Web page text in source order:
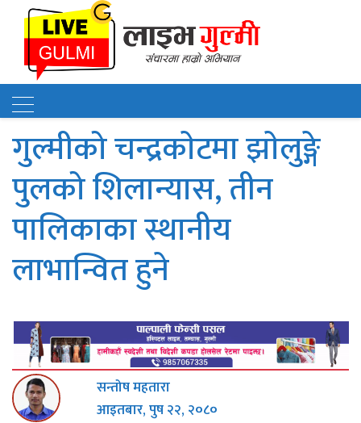
गुल्मीको चन्द्रकाेटमा झाेलुङ्गे
पुलको शिलान्यास, तीन
पालिकाका स्थानीय
लाभान्वित हुने
सन्तोष महतारा
आइतबार, पुष २२, २०८०